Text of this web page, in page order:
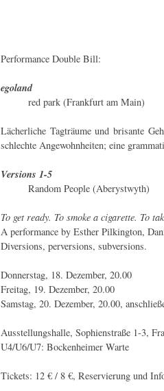
Performance Double Bill:
egoland
red park (Frankfurt am Main)
Lächerliche Tagträume und brisante
schlechte Angewohnheiten; eine
Versions 1-5
Random People (Aberystwyth)
To get ready. To smoke a cigarette. To
A performance by Esther Pilkington,
Diversions, perversions, subversions.
Donnerstag, 18. Dezember, 20.00
Freitag, 19. Dezember, 20.00
Samstag, 20. Dezember, 20.00,
Ausstellungshalle, Sophienstraße 1-3,
U4/U6/U7: Bockenheimer Warte
Tickets: 12 € / 8 €, Reservierung und